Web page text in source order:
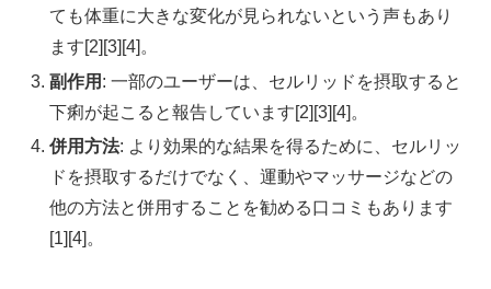
ても体重に大きな変化が見られないという声もあり
ます[2][3][4]。
副作用 : 一部のユーザーは、セルリッドを摂取すると
下痢が起こると報告しています[2][3][4]。
併用方法: より効果的な結果を得るために、セルリッ
ドを摂取するだけでなく、運動やマッサージなどの
他の方法と併用することを勧める口コミもあります
[1][4]。